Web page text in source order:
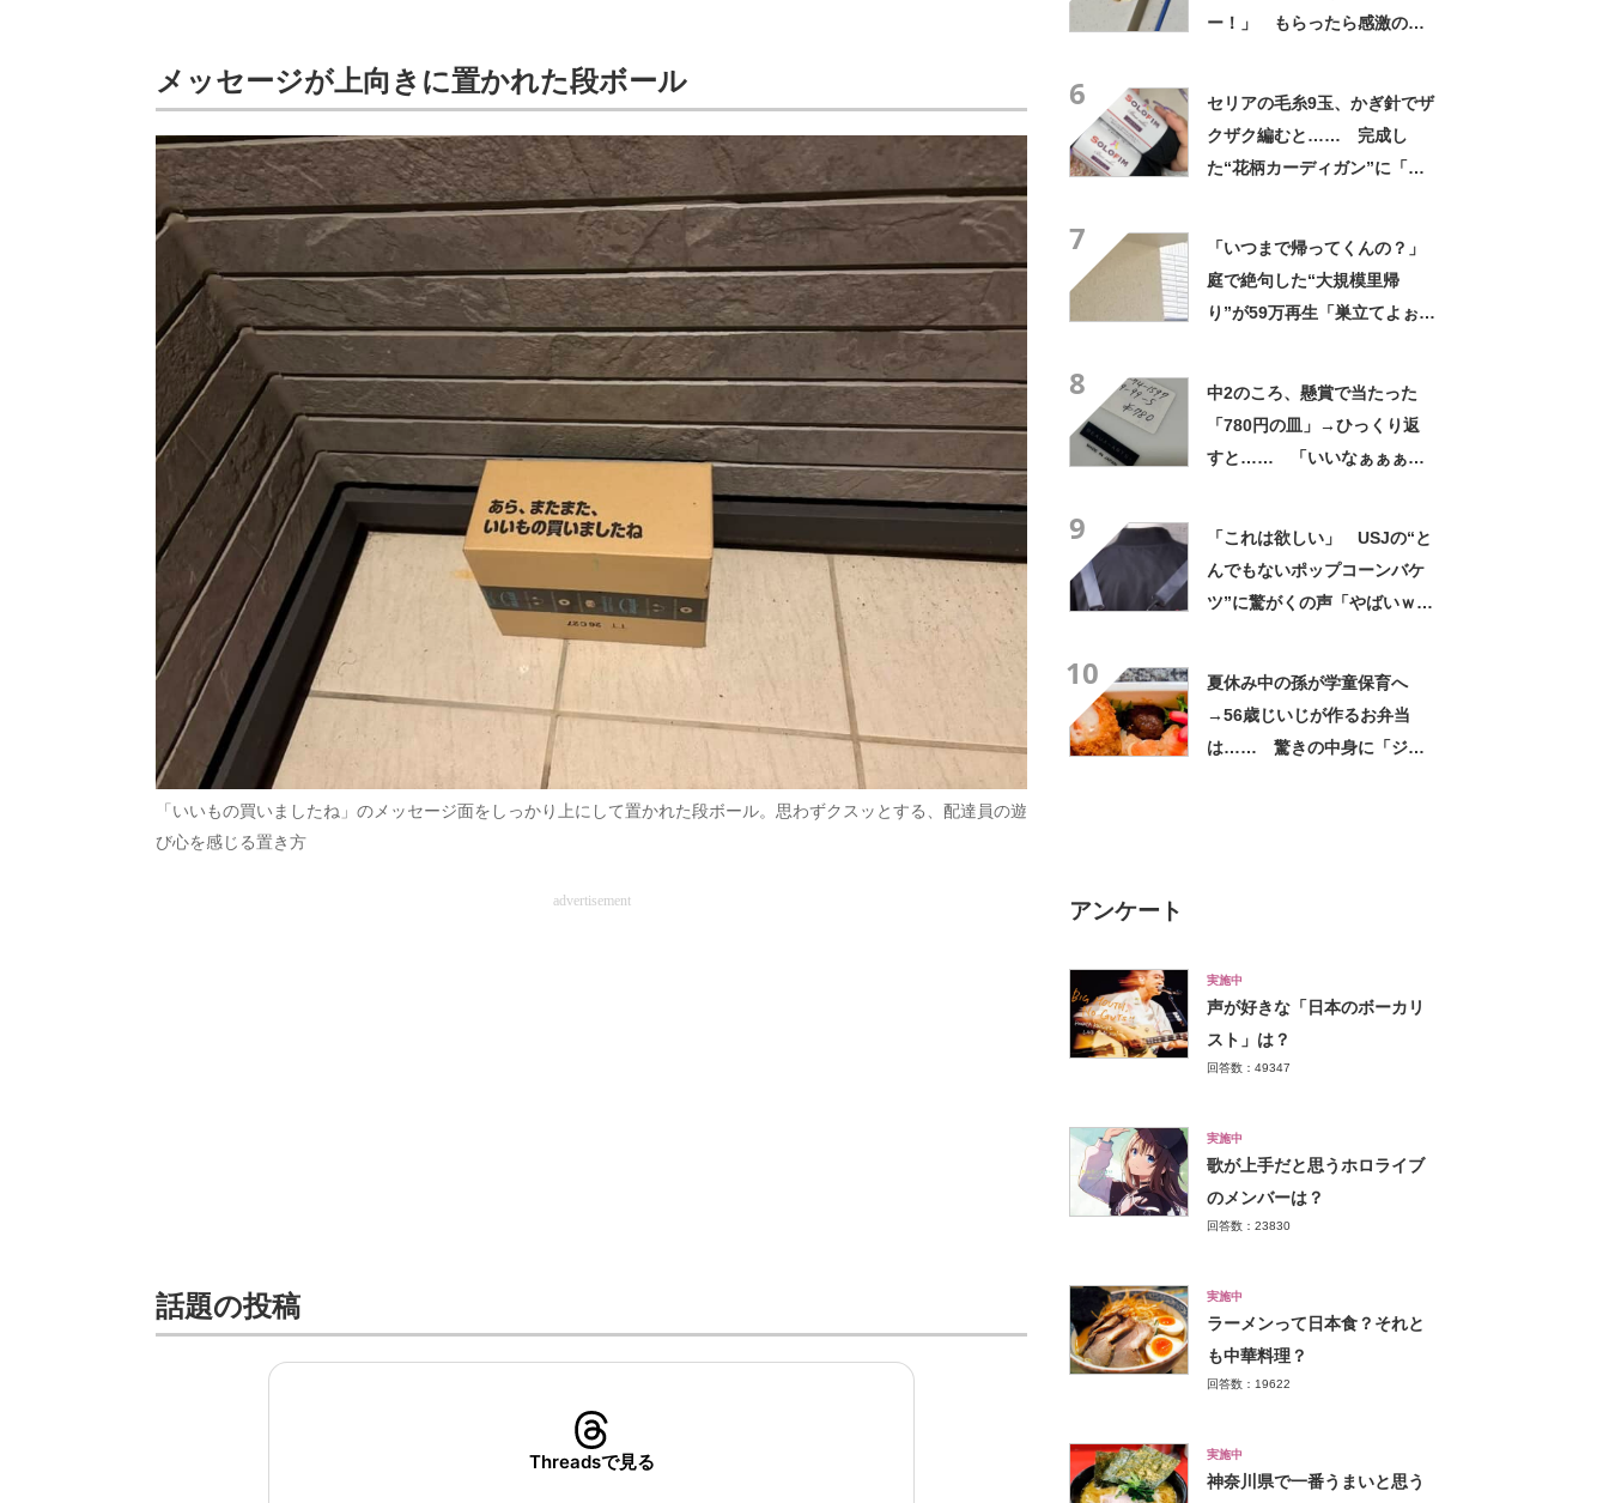
メッセージが上向きに置かれた段ボール
「いいもの買いましたね」のメッセージ面をしっかり上にして置かれた段ボール。思わずクスッとする、配達員の遊
び心を感じる置き方
advertisement
話題の投稿
Threadsで見る
ー！」 もらったら感激のデ
6
セリアの毛糸9玉、かぎ針でザ
クザク編むと…… 完成し
た“花柄カーディガン”に「す
7
「いつまで帰ってくんの？」
庭で絶句した“大規模里帰
り”が59万再生「巣立てよぉぉ
8
中2のころ、懸賞で当たった
「780円の皿」→ひっくり返
すと…… 「いいなぁぁぁぁ
9
「これは欲しい」 USJの“と
んでもないポップコーンバケ
ツ”に驚がくの声「やばいｗ
10
夏休み中の孫が学童保育へ
→56歳じいじが作るお弁当
は…… 驚きの中身に「ジイ
アンケート
実施中
声が好きな「日本のボーカリ
スト」は？
回答数：49347
実施中
歌が上手だと思うホロライブ
のメンバーは？
回答数：23830
実施中
ラーメンって日本食？それと
も中華料理？
回答数：19622
実施中
神奈川県で一番うまいと思う